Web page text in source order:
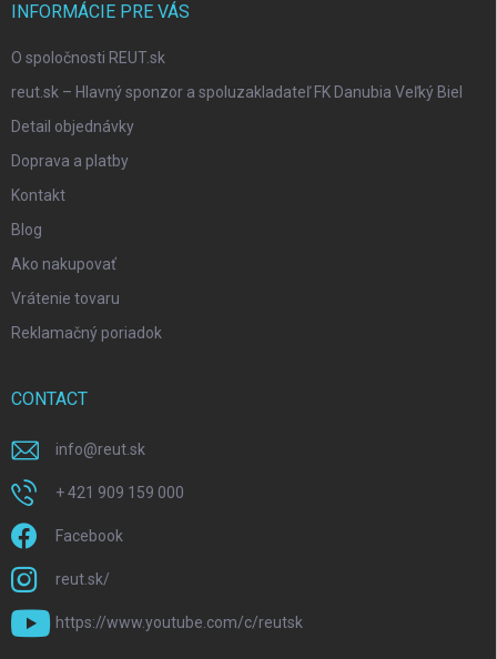
INFORMÁCIE PRE VÁS
O spoločnosti REUT.sk
reut.sk – Hlavný sponzor a spoluzakladateľ FK Danubia Veľký Biel
Detail objednávky
Doprava a platby
Kontakt
Blog
Ako nakupovať
Vrátenie tovaru
Reklamačný poriadok
CONTACT
info@reut.sk
+ 421 909 159 000
Facebook
reut.sk/
https://www.youtube.com/c/reutsk